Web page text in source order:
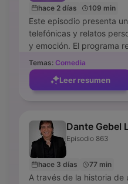
hace 2 días 109 min
Este episodio presenta
telefónicas y relatos
y emoción. El programa
cómicas, como un
parque y una supuesta
sexual, hasta momentos
los conductores exploran
traición y lealtad,
la autenticidad y el
Temas: Comedia
Leer resumen
Dante Gebel
Episodio 863
hace 3 días 77 min
A través de la historia de